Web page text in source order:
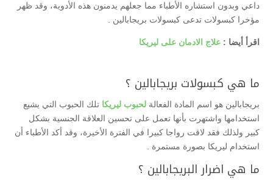
داعي وبدون استشاره الأطباء مما جعلهم يدمنون هذه الأدوية، وقد ظهر
مؤخرا كبسولات تدعى كبسولات بريجابالين .
اقرأ أيضا : علاج الادمان على ليريكا
ما هي كبسولات بريجابالين ؟
بريجابالين هو اسم المادة الفعالة لحبوب ليريكا تلك الحبوب التي يشيع
استخدامها واشتهرت بأنها تعمل على تحسين العلاقة الجنسية بشكل
كبير ولذلك فقد لاقت رواجا كبيرا في الفترة الأخيرة، وقد أكد الأطباء أن
استخدام ليريكا بصورة مستمرة .
ما هي اضرار البريجابالين ؟